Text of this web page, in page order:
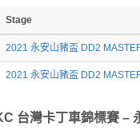
Stage
2021 永安山豬盃 DD2
2021 永安山豬盃 DD2
台灣卡丁車錦標賽 –